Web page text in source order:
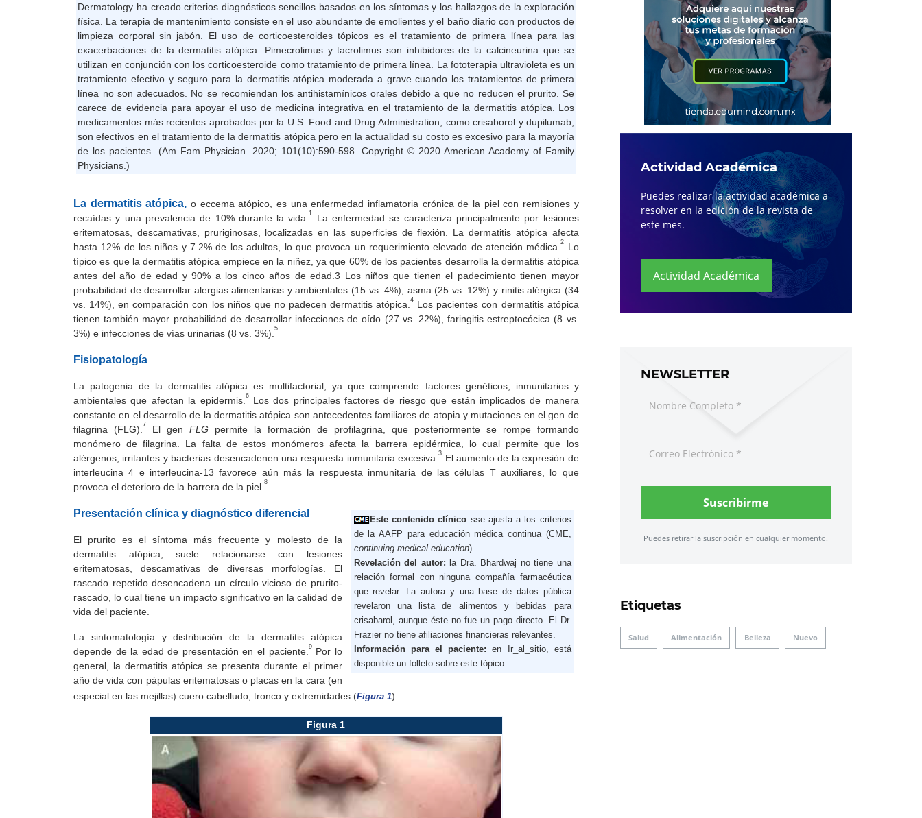
Dermatology ha creado criterios diagnósticos sencillos basados en los síntomas y los hallazgos de la exploración
física. La terapia de mantenimiento consiste en el uso abundante de emolientes y el baño diario con productos de
limpieza corporal sin jabón. El uso de corticoesteroides tópicos es el tratamiento de primera línea para las
exacerbaciones de la dermatitis atópica. Pimecrolimus y tacrolimus son inhibidores de la calcineurina que se
utilizan en conjunción con los corticoesteroide como tratamiento de primera línea. La fototerapia ultravioleta es un
tratamiento efectivo y seguro para la dermatitis atópica moderada a grave cuando los tratamientos de primera
línea no son adecuados. No se recomiendan los antihistamínicos orales debido a que no reducen el prurito. Se
carece de evidencia para apoyar el uso de medicina integrativa en el tratamiento de la dermatitis atópica. Los
medicamentos más recientes aprobados por la U.S. Food and Drug Administration, como crisaborol y dupilumab,
son efectivos en el tratamiento de la dermatitis atópica pero en la actualidad su costo es excesivo para la mayoría
de los pacientes. (Am Fam Physician. 2020; 101(10):590-598. Copyright © 2020 American Academy of Family
Physicians.)
La dermatitis atópica, o eccema atópico, es una enfermedad inflamatoria crónica de la piel con remisiones y
recaídas y una prevalencia de 10% durante la vida.1
La enfermedad se caracteriza principalmente por lesiones
eritematosas, descamativas, pruriginosas, localizadas en las superficies de flexión. La dermatitis atópica afecta
hasta 12% de los niños y 7.2% de los adultos, lo que provoca un requerimiento elevado de atención médica.2
Lo
típico es que la dermatitis atópica empiece en la niñez, ya que 60% de los pacientes desarrolla la dermatitis atópica
antes del año de edad y 90% a los cinco años de edad.3 Los niños que tienen el padecimiento tienen mayor
probabilidad de desarrollar alergias alimentarias y ambientales (15 vs. 4%), asma (25 vs. 12%) y rinitis alérgica (34
vs. 14%), en comparación con los niños que no padecen dermatitis atópica.4 Los pacientes con dermatitis atópica
tienen también mayor probabilidad de desarrollar infecciones de oído (27 vs. 22%), faringitis estreptocócica (8 vs.
3%) e infecciones de vías urinarias (8 vs. 3%). 5
Fisiopatología
La patogenia de la dermatitis atópica es multifactorial, ya que comprende factores genéticos, inmunitarios y
ambientales que afectan la epidermis. 6Los dos principales factores de riesgo que están implicados de manera
constante en el desarrollo de la dermatitis atópica son antecedentes familiares de atopia y mutaciones en el gen de
filagrina (FLG). 7 El gen FLG permite la formación de profilagrina, que posteriormente se rompe formando
monómero de filagrina. La falta de estos monómeros afecta la barrera epidérmica, lo cual permite que los
alérgenos, irritantes y bacterias desencadenen una respuesta inmunitaria excesiva.3 El aumento de la expresión de
interleucina 4 e interleucina-13 favorece aún más la respuesta inmunitaria de las células T auxiliares, lo que
provoca el deterioro de la barrera de la piel. 8
Este contenido clínico sse ajusta a los criterios
de la AAFP para educación médica continua (CME,
continuing medical education).
Revelación del autor:la Dra. Bhardwaj no tiene una
relación formal con ninguna compañía farmacéutica
que revelar. La autora y una base de datos pública
revelaron una lista de alimentos y bebidas para
crisabarol, aunque éste no fue un pago directo. El Dr.
Frazier no tiene afiliaciones financieras relevantes.
Información para el paciente: en Ir_al_sitio, está
disponible un folleto sobre este tópico.
Presentación clínica y diagnóstico diferencial
El prurito es el síntoma más frecuente y molesto de la
dermatitis atópica, suele relacionarse con lesiones
eritematosas, descamativas de diversas morfologías. El
rascado repetido desencadena un círculo vicioso de prurito-
rascado, lo cual tiene un impacto significativo en la calidad de
vida del paciente.
La sintomatología y distribución de la dermatitis atópica
depende de la edad de presentación en el paciente. 9Por lo
general, la dermatitis atópica se presenta durante el primer
año de vida con pápulas eritematosas o placas en la cara (en
especial en las mejillas) cuero cabelludo, tronco y extremidades (Figura 1).
Figura 1
Actividad Académica
Puedes realizar la actividad académica a
resolver en la edición de la revista de
este mes.
Actividad Académica
NEWSLETTER
Suscribirme
Puedes retirar la suscripción en cualquier momento.
Etiquetas
Salud Alimentación Belleza Nuevo